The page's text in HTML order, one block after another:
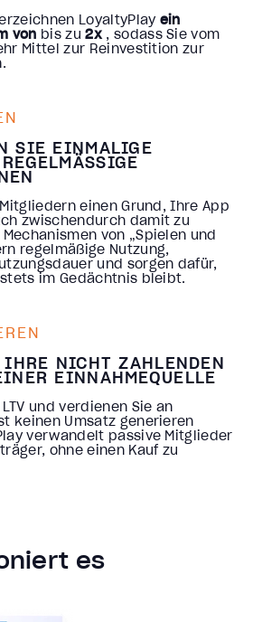
LoyaltyPlay ein
von bis zu 2x , sodass Sie vom
Mittel zur Reinvestition zur
SIE EINMALIGE
I
einen Grund, Ihre App
zwischendurch damit zu
von „Spielen und
regelmäßige Nutzung,
und sorgen dafür,
im Gedächtnis bleibt.
NICHT ZAHLENDEN
EINNAHMEQUELLE
und verdienen Sie an
keinen Umsatz generieren
verwandelt passive Mitglieder
ohne einen Kauf zu
es